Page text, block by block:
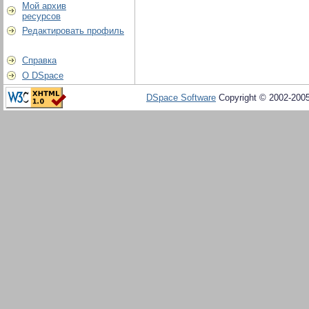
Мой архив
ресурсов
Редактировать профиль
Справка
О DSpace
DSpace Software Copyright © 2002-